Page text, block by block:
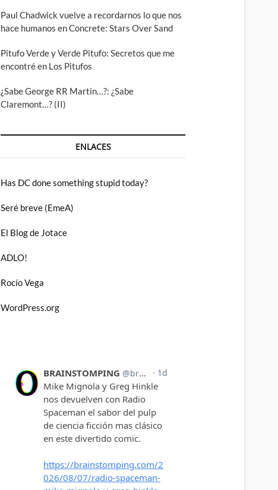
Paul Chadwick vuelve a recordarnos lo que nos
hace humanos en Concrete: Stars Over Sand
Pitufo Verde y Verde Pitufo: Secretos que me
encontré en Los Pitufos
¿Sabe George RR Martin…?: ¿Sabe
Claremont…? (II)
ENLACES
Has DC done something stupid today?
Seré breve (EmeA)
El Blog de Jotace
ADLO!
Rocío Vega
WordPress.org